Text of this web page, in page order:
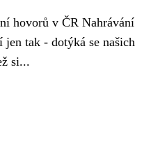
hovorů v ČR Nahrávání
tak - dotýká se našich
si...